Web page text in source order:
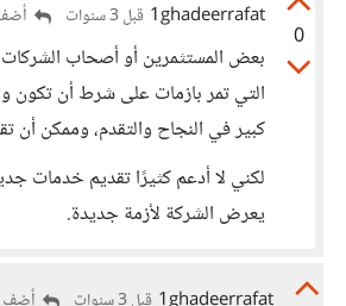
0
1ghadeerrafat قبل 3 سنوات
بعض المستثمرين أو أصحاب
التي تمر بازمات على شرط أن تكون
كبير في النجاح والتقدم، وممكن أن
لكني لا أدعم كثيرًا تقديم خدمات
يعرض الشركة لأزمة جديدة.